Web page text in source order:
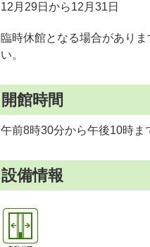
12月29日から12月31日
臨時休館となる場合があり
い。
開館時間
午前8時30分から午後10時ま
設備情報